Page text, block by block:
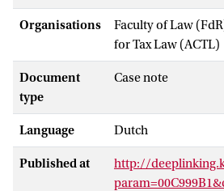
Organisations
Faculty of Law
for Tax Law (ACTL)
Document
type
Case note
Language Dutch
Published at
http://